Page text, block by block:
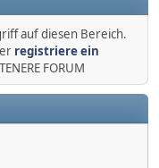
auf diesen Bereich.
registriere ein
FORUM